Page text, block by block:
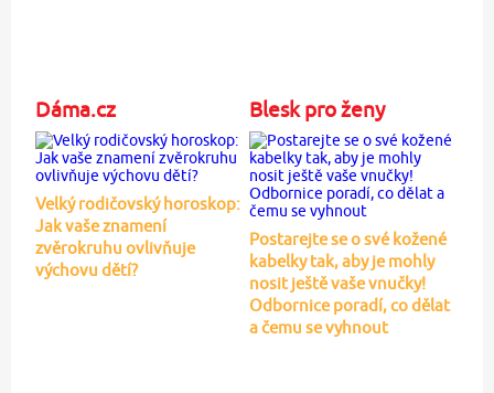
Dáma.cz
Velký rodičovský horoskop:
Jak vaše znamení
zvěrokruhu ovlivňuje
výchovu dětí?
Blesk pro ženy
Postarejte se o své kožené
kabelky tak, aby je mohly
nosit ještě vaše vnučky!
Odbornice poradí, co dělat
a čemu se vyhnout